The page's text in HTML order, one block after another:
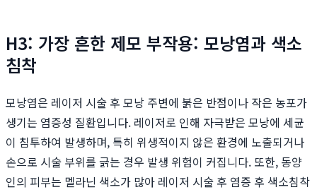
H3: 가장 흔한 제모 부작용: 모낭염과 색소
침착
모낭염은 레이저 시술 후 모낭 주변에 붉은 반점이나 작은 농포가
생기는 염증성 질환입니다. 레이저로 인해 자극받은 모낭에 세균
이 침투하여 발생하며, 특히 위생적이지 않은 환경에 노출되거나
손으로 시술 부위를 긁는 경우 발생 위험이 커집니다. 또한, 동양
인의 피부는 멜라닌 색소가 많아 레이저 시술 후 염증 후 색소침착